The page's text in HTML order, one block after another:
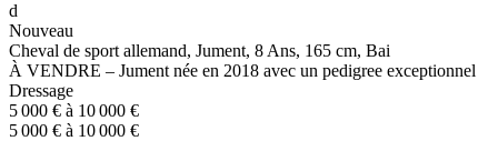
d
Nouveau
Cheval de sport allemand, Jument, 8 Ans, 165 cm, Bai
À VENDRE – Jument née en 2018 avec un pedigree exceptionnel
Dressage
5 000 € à 10 000 €
5 000 € à 10 000 €